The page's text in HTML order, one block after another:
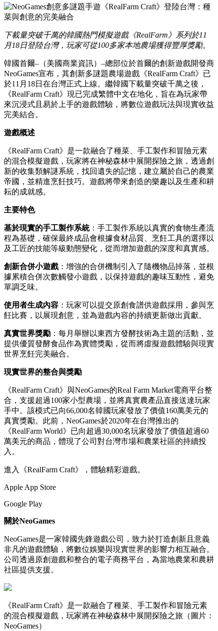
下載量突破千萬的韓國熱門模擬遊戲《RealFarm》系列於11
月18日登陸台灣，玩家可從100多家本地農場獲得豐厚獎勵。
韓國首爾–（美國商業資訊）–總部位於首爾的創新遊戲開發商
NeoGames宣布，其創新多謎題農場遊戲《RealFarm Craft》已
於11月18日在台灣正式上線。繼韓國下載量突破千萬之後，
《RealFarm Craft》現已完成繁體中文在地化，旨在為玩家帶
來沉浸式且易於上手的遊戲體驗，將數位遊戲玩法與現實收益
完美結合。
遊戲概述
《RealFarm Craft》是一款融合了種菜、手工製作和冒險元素
的混合模擬遊戲，玩家將在神秘森林中展開探險之旅，透過創
新的收集類解謎系統，找回遺失的記憶，建立屬於自己的農業
帝國，並精進烹飪技巧。遊戲將帶來創造的樂趣以及生產和耕
耘的成就感。
主要特色
基於現實的手工製作系統：手工製作系統以真實的食物生產流
程為基礎，確保最終成品會根據食材品質、烹飪工具的選擇以
及工匠的技能等級動態變化，從而增加遊戲的深度和真實感。
創新合併小遊戲：增強的合併機制引入了隨機物品掉落，並根
據累積合併次數觸發小遊戲，以保持遊戲的趣味互動性，避免
單調乏味。
使用者生成內容 ：玩家可以提交原創食譜供遊戲採用，參與烹
飪比賽，以展現創意，並為遊戲內容的持續更新做出貢獻。
真實世界獎勵 ：每月舉辦以東西方發酵技術為主題的活動，並
提供優質發酵食品作為實體獎勵，從而將虛擬遊戲體驗與現實
世界烹飪完美融合。
現實世界的整合與獎勵
《RealFarm Craft》與NeoGames的Real Farm Market電商平台整
合，支援超過100家小型農場，並將真實農產品直接送達玩家
手中。該模式已向66,000名韓國玩家發放了價值160萬美元的
真實獎勵。此前，NeoGames於2020年在台灣推出的
《RealFarm World》已向超過30,000名玩家發放了價值超過60
萬美元的商品，體現了公司對台灣市場和農業社區的持續投
入。
進入《RealFarm Craft》，體驗精彩遊戲。
Apple App Store
Google Play
關於NeoGames
NeoGames是一家韓國先鋒遊戲公司，致力於打造創新且意義
非凡的遊戲體驗，將數位娛樂與現實世界的影響力相互融合。
公司透過原創遊戲和整合的電子商務平台，為當地農業和農耕
社區提供支援。
《RealFarm Craft》是一款融合了種菜、手工製作和冒險元素
的混合模擬遊戲，玩家將在神秘森林中展開探險之旅（圖片：
NeoGames）